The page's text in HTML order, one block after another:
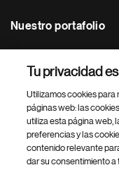
Nuestro portafolio
Footer Site Search
Tu privacidad
Utilizamos cookies para
páginas web: las
utiliza esta página web,
preferencias y las
contenido relevante
dar su consentimiento